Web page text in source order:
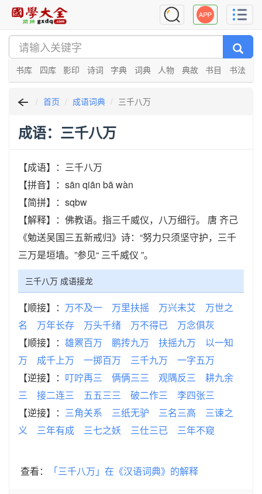
书库 四库 影印 诗词 字典 词典 人物 典故 书目 书法
首页 成语词典 三千八万
成语：三千八万
【成语】：三千八万
【拼音】：sān qiān bā wàn
【简拼】：sqbw
【解释】：佛教语。指三千威仪，八万细行。 唐 齐己
《勉送吴国三五新戒归》诗：“努力只须坚守护，三千
三万是垣墙。”参见“ 三千威仪 ”。
三千八万 成语接龙
【顺接】： 万不及一 万里扶摇 万兴未艾
万世之
名
万年长存 万头千绪 万不得已
万念俱灰
【顺接】： 雄罴百万 鹏抟九万 扶摇九万
以一知
万
成千上万 一掷百万 三千九万
一字五万
【逆接】： 叮咛再三 俩俩三三 观隅反三
耕九余
三
接二连三 五五三三 破二作三
李四张三
【逆接】： 三角关系 三纸无驴 三名三高
三谏之
义
三年有成 三七之妖 三仕三已 三年不窥
查看： 「三千八万」在《汉语词典》的解释